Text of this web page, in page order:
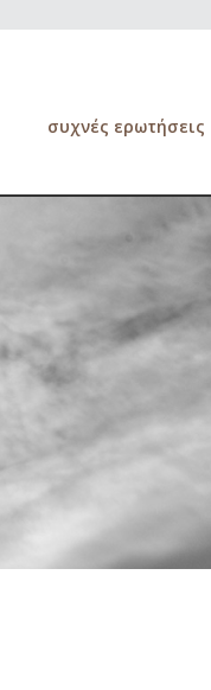
συχνές ερωτήσεις